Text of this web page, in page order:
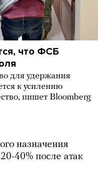
что ФСБ
для удержания
к усилению
пишет Bloomberg
назначения
40% после атак